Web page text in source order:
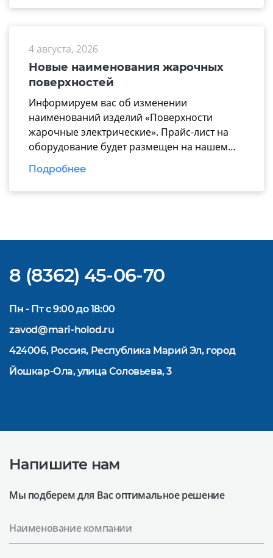
поможет вашим менеджерам тратить
надежные технологические линии, где все
модули работают по единому стандарту. В
презентацию вошли ключевые модули для
эффективной комплектации горячего […]
4 августа, 2026
Новые наименования жарочных
поверхностей
Информируем вас об изменении
наименований изделий «Поверхности
жарочные электрические». Прайс-лист на
оборудование будет размещен на нашем
официальном
сайте https://www.mariholod.com/ в
Дилерском разделе «Прайсы».
Подробнее
8 (8362) 45-06-70
Пн - Пт с 9:00 до 18:00
zavod@mari-holod.ru
424006, Россия, Республика Марий Эл, город
Йошкар-Ола, улица Соловьева, 3
Напишите нам
Мы подберем для Вас оптимальное решение
Наименование компании